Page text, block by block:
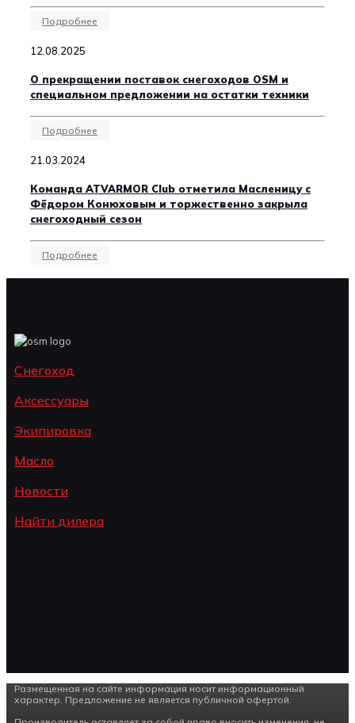
Подробнее
12.08.2025
О прекращении поставок снегоходов OSM и
специальном предложении на остатки техники
Подробнее
21.03.2024
Команда ATVARMOR Club отметила Масленицу с
Фёдором Конюховым и торжественно закрыла
снегоходный сезон
Подробнее
Снегоход
Аксессуары
Экипировка
Масло
Новости
Найти дилера
Размещенная на сайте информация носит информационный
характер. Предложение не является публичной офертой.